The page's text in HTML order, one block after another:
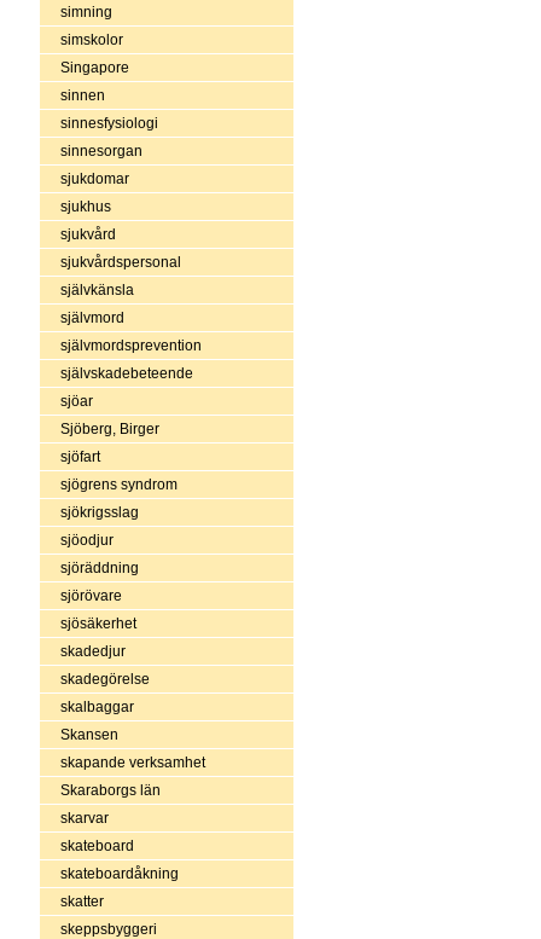
simning
simskolor
Singapore
sinnen
sinnesfysiologi
sinnesorgan
sjukdomar
sjukhus
sjukvård
sjukvårdspersonal
självkänsla
självmord
självmordsprevention
självskadebeteende
sjöar
Sjöberg, Birger
sjöfart
sjögrens syndrom
sjökrigsslag
sjöodjur
sjöräddning
sjörövare
sjösäkerhet
skadedjur
skadegörelse
skalbaggar
Skansen
skapande verksamhet
Skaraborgs län
skarvar
skateboard
skateboardåkning
skatter
skeppsbyggeri